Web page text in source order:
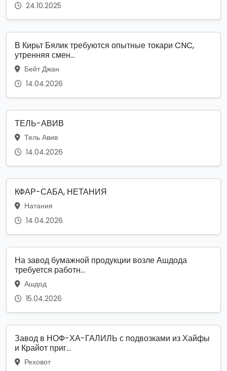
24.10.2025
В Кирьт Бялик требуются опытные токари CNC,
утренняя смен...
Бейт Джан
14.04.2026
ТЕЛЬ-АВИВ
Тель Авив
14.04.2026
КФАР-САБА, НЕТАНИЯ
Натания
14.04.2026
На завод бумажной продукции возле Ашдода
требуется работн...
Ашдод
15.04.2026
Завод в НОФ-ХА-ГАЛИЛЬ с подвозками из Хайфы
и Крайот приг...
Реховот